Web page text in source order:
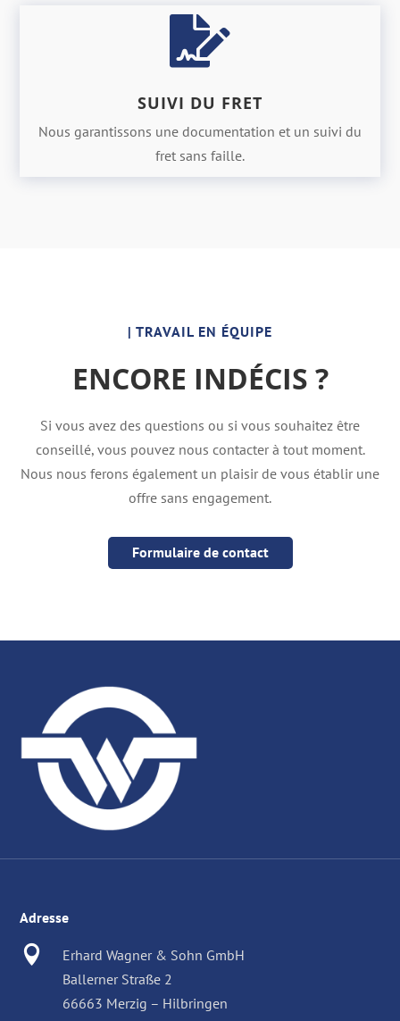

SUIVI DU FRET
Nous garantissons une documentation et un suivi du
fret sans faille.
| TRAVAIL EN ÉQUIPE
ENCORE INDÉCIS ?
Si vous avez des questions ou si vous souhaitez être
conseillé, vous pouvez nous contacter à tout moment.
Nous nous ferons également un plaisir de vous établir une
offre sans engagement.
Formulaire de contact
Adresse

Erhard Wagner & Sohn GmbH
Ballerner Straße 2
66663 Merzig – Hilbringen